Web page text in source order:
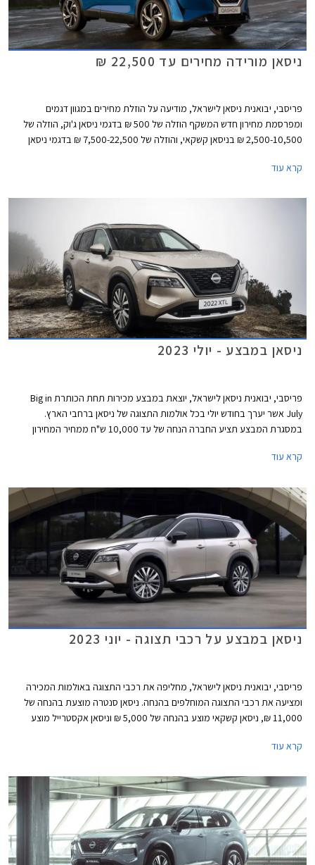
ניסאן מורידה מחירים עד 22,500 ₪
פריסבי, יבואנית ניסאן לישראל, מודיעה על הוזלת מחירים במגוון דגמים
ומפרסמת מחירון חדש המשקף הוזלה של 500 ₪ בדגמי ניסאן ג'וק, הוזלה של
2,500-10,500 ₪ בניסאן קשקאי, והוזלה של 7,500-22,500 ₪ בדגמי ניסאן
בשל מחיר גבוה ביחס למתחרות. כעת נאלצת היבואנית להוריד את המחירים
קרא עוד
ניסאן במבצע - יולי 2023
פריסבי, יבואנית ניסאן לישראל, יוצאת במבצע מכירות תחת הכותרת Big in
July אשר יערך בחודש יולי בכל אולמות התצוגה של ניסאן ברחבי הארץ.
במסגרת המבצע תציע החברה הנחה של עד 10,000 ש"ח ממחיר המחירון
של עד 50% ברכישת אבזור נוסף בהתקנה מקומית.
קרא עוד
ניסאן במבצע על רכבי תצוגה - יוני 2023
פריסבי, יבואנית ניסאן לישראל, מחליפה את רכבי התצוגה באולמות המכירה
ומציעה את רכבי התצוגה המוחלפים בהנחה. ניסאן סנטרה מוצעת בהנחה של
11,000 ₪, ניסאן קשקאי מוצע בהנחה של 5,000 ₪ וניסאן אקסטרייל מוצע
ניסאן קשקאי וניסאן סנטרה.
קרא עוד